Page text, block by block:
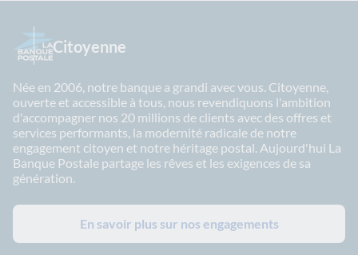
Citoyenne
Née en 2006, notre banque a grandi avec vous. Citoyenne,
ouverte et accessible à tous, nous revendiquons l'ambition
d'accompagner nos 20 millions de clients avec des offres et
services performants, la modernité radicale de notre
engagement citoyen et notre héritage postal. Aujourd'hui La
Banque Postale partage les rêves et les exigences de sa
génération.
En savoir plus sur nos engagements